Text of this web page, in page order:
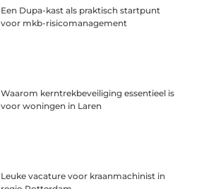
Een Dupa-kast als praktisch startpunt
voor mkb-risicomanagement
Waarom kerntrekbeveiliging essentieel is
voor woningen in Laren
Leuke vacature voor kraanmachinist in